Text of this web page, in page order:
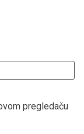
pregledaču